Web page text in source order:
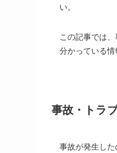
い。
この記事では
分かっている情
事故・トラ
事故が発生し